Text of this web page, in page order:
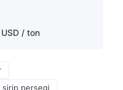
/ ton
sirip persegi